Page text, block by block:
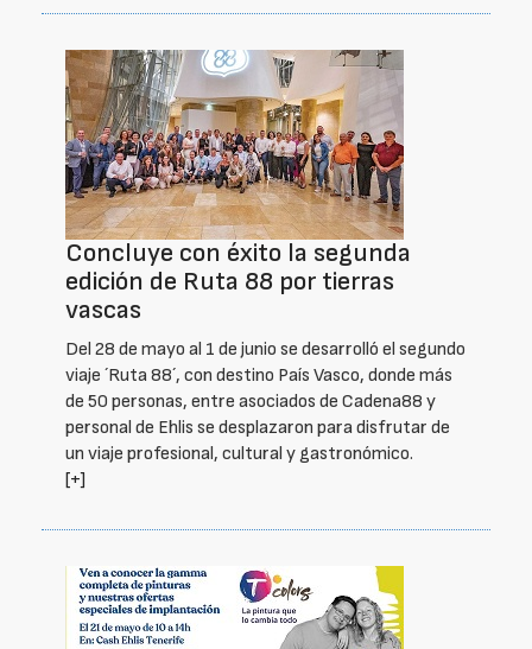
Concluye con éxito la segunda
edición de Ruta 88 por tierras
vascas
Del 28 de mayo al 1 de junio se desarrolló el segundo
viaje ´Ruta 88´, con destino País Vasco, donde más
de 50 personas, entre asociados de Cadena88 y
personal de Ehlis se desplazaron para disfrutar de
un viaje profesional, cultural y gastronómico.
[+]